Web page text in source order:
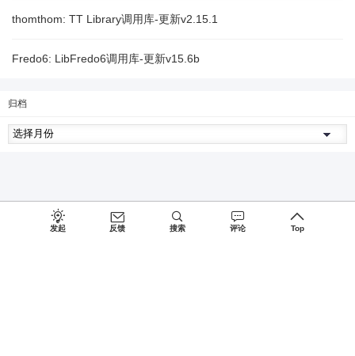
thomthom: TT Library调用库-更新v2.15.1
Fredo6: LibFredo6调用库-更新v15.6b
归档
发起 反馈 搜索 评论 Top